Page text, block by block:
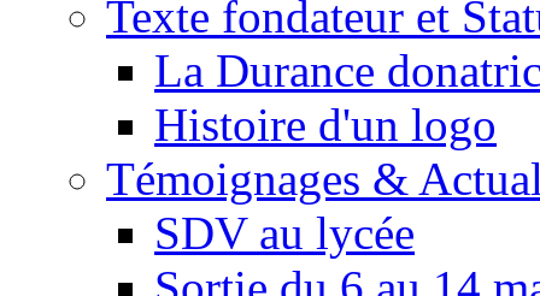
Texte fondateur et
La Durance
Histoire d'un logo
Témoignages &
SDV au lycée